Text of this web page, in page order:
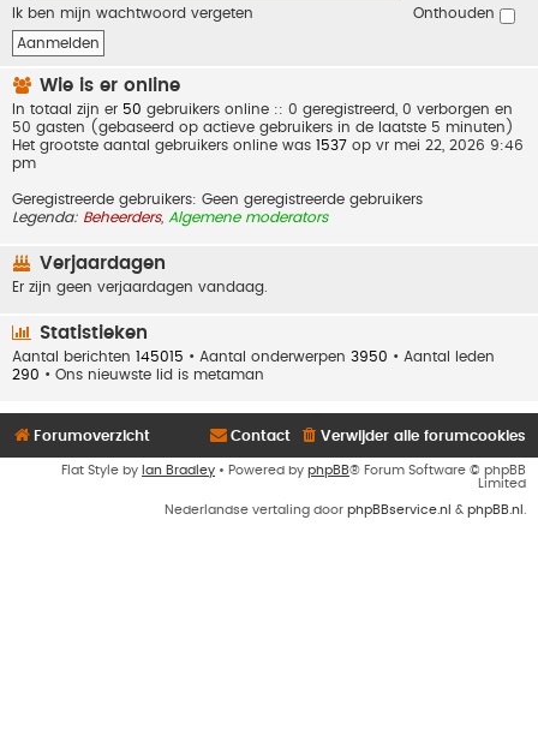
Ik ben mijn wachtwoord vergeten Onthouden
Wie is er online
In totaal zijn er 50 gebruikers online :: 0 geregistreerd, 0 verborgen en
50 gasten (gebaseerd op actieve gebruikers in de laatste 5 minuten)
Het grootste aantal gebruikers online was 1537 op vr mei 22, 2026 9:46
pm
Geregistreerde gebruikers: Geen geregistreerde gebruikers
Legenda: Beheerders, Algemene moderators
Verjaardagen
Er zijn geen verjaardagen vandaag.
Statistieken
Aantal berichten 145015 • Aantal onderwerpen 3950 • Aantal leden
290 • Ons nieuwste lid is metaman
Forumoverzicht Verwijder alle forumcookies
Contact
Flat Style by Ian Bradley • Powered by phpBB® Forum Software © phpBB
Limited
Nederlandse vertaling door phpBBservice.nl & phpBB.nl